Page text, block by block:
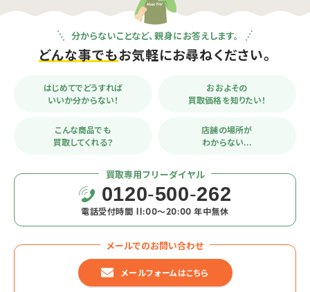
分からないことなど、親身にお答えします。
どんな事でもお気軽にお尋ねください。
はじめてでどうすれば
いいか分からない！
おおよその
買取価格を知りたい！
こんな商品でも
買取してくれる？
店舗の場所が
わからない…
買取専用フリーダイヤル
0120-500-262
電話受付時間 11:00〜20:00 年中無休
メールでのお問い合わせ
メールフォームはこちら